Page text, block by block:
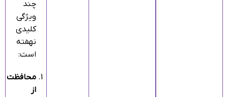
چند
ویژگی
کلیدی
نهفته
است:
محافظت
از